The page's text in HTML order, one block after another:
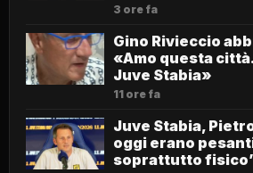
3 ore fa
Gino Rivieccio
«Amo questa
Juve Stabia»
11 ore fa
Juve Stabia,
oggi erano
soprattutto